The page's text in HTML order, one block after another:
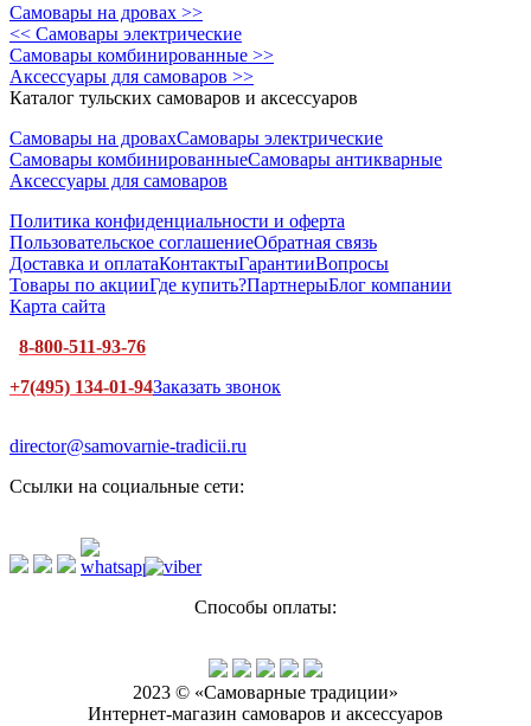
Самовары на дровах >>
<< Самовары электрические
Самовары комбинированные >>
Аксессуары для самоваров >>
Каталог тульских самоваров и аксессуаров
Самовары на дровахСамовары электрические
Самовары комбинированныеСамовары антикварные
Аксессуары для самоваров
Политика конфиденциальности и оферта
Пользовательское соглашениеОбратная связь
Доставка и оплатаКонтактыГарантииВопросы
Товары по акцииГде купить?ПартнерыБлог компании
Карта сайта
8-800-511-93-76
+7(495) 134-01-94Заказать звонок
director@samovarnie-tradicii.ru
Ссылки на социальные сети:
Способы оплаты:
2023 © «Самоварные традиции»
Интернет-магазин самоваров и аксессуаров